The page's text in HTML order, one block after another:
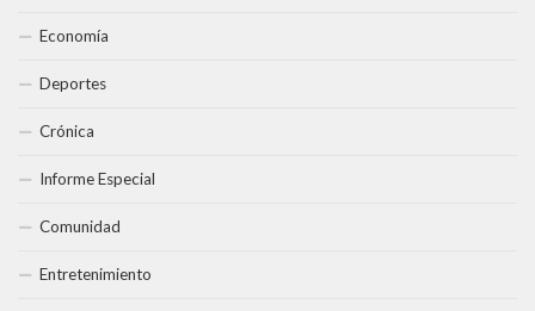
Economía
Deportes
Crónica
Informe Especial
Comunidad
Entretenimiento